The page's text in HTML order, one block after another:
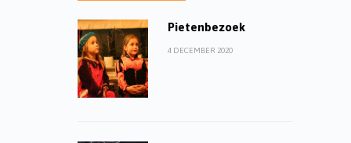
Pietenbezoek
4 DECEMBER 2020